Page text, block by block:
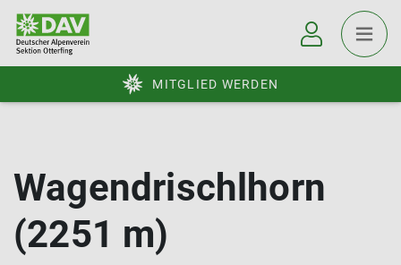
MITGLIED WERDEN
Wagendrischlhorn
(2251 m)